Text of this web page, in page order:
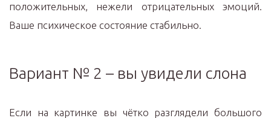
положительных, нежели отрицательных эмоций.
Ваше психическое состояние стабильно.
Вариант № 2 – вы увидели слона
Если на картинке вы чётко разглядели большого